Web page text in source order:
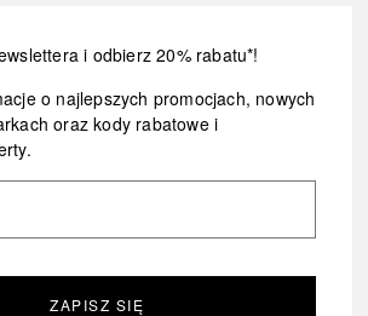
i odbierz 20% rabatu*!
o najlepszych promocjach, nowych
oraz kody rabatowe i
ZAPISZ SIĘ